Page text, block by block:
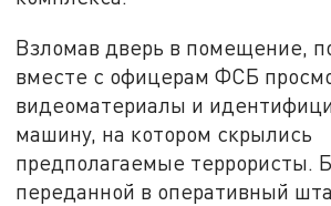
Взломав дверь в помещение,
вместе с офицерам ФСБ
видеоматериалы и
машину, на котором скрылись
предполагаемые террористы.
переданной в оперативный